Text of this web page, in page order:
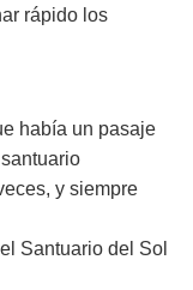
rápido los
había un pasaje
y siempre
Santuario del Sol